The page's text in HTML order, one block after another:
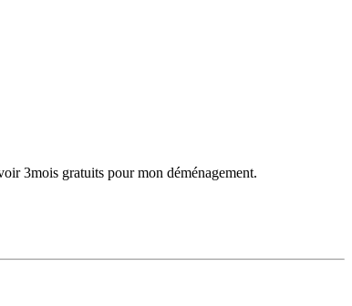
3mois gratuits pour mon déménagement.